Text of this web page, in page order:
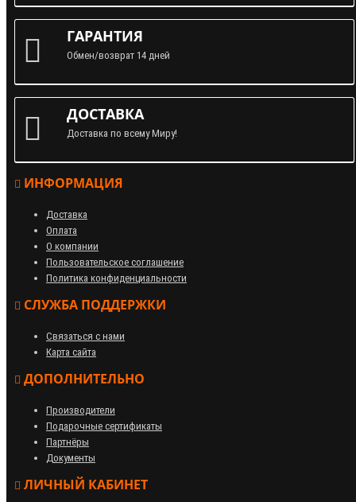
ГАРАНТИЯ
Обмен/возврат 14 дней
ДОСТАВКА
Доставка по всему Миру!
ИНФОРМАЦИЯ
Доставка
Оплата
О компании
Пользовательское соглашение
Политика конфиденциальности
СЛУЖБА ПОДДЕРЖКИ
Связаться с нами
Карта сайта
ДОПОЛНИТЕЛЬНО
Производители
Подарочные сертификаты
Партнёры
Документы
ЛИЧНЫЙ КАБИНЕТ